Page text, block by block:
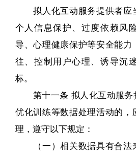
拟人化互动服务提供者应
个人信息保护、过度依赖风
导、心理健康保护等安全能力
往、控制用户心理、诱导沉
标。
第十一条 拟人化互动服务
优化训练等数据处理活动的，
理，遵守以下规定：
（一）相关数据具有合法